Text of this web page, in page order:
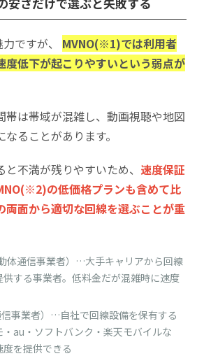
ですが、 MVNO(※1)では利用者
度低下が起こりやすいという弱点が
帯は帯域が混雑し、動画視聴や地図
ることがあります。
不満が残りやすいため、 速度保証
の低価格プランも含めて比
両面から適切な回線を選ぶことが重
体通信事業者）…大手キャリアから回線
する事業者。低料金だが混雑時に速度
事業者）…自社で回線設備を保有する
au・ソフトバンク・楽天モバイルな
を提供できる